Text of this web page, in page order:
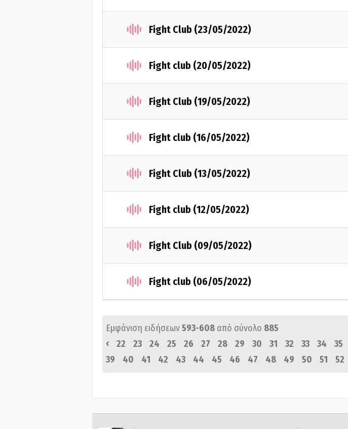
Fight Club (23/05/2022)
Fight club (20/05/2022)
Fight Club (19/05/2022)
Fight club (16/05/2022)
Fight Club (13/05/2022)
Fight club (12/05/2022)
Fight Club (09/05/2022)
Fight club (06/05/2022)
Εμφάνιση ειδήσεων593-608 από σύνολο 885
‹
22 23 24 25 26 27 28 29 30 31 32 33 34 35
39
40 41 42 43 44 45 46 47 48 49 50 51 52